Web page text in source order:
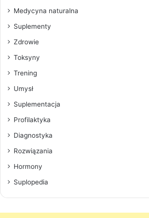
Medycyna naturalna
Suplementy
Zdrowie
Toksyny
Trening
Umysł
Suplementacja
Profilaktyka
Diagnostyka
Rozwiązania
Hormony
Suplopedia